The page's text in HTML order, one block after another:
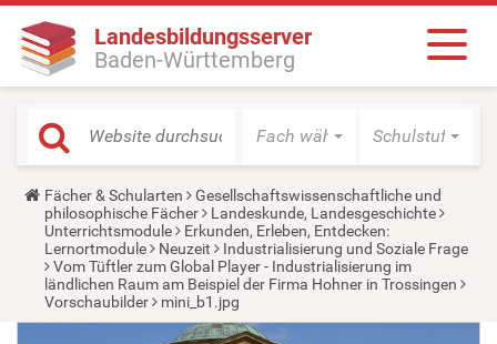
Landesbildungsserver
Baden-Württemberg
Fach wählen Schulstufe
Y
o
u
a
r
e
h
e
Fächer & Schularten
Gesellschaftswissenschaftliche und
philosophische Fächer
Landeskunde, Landesgeschichte
Unterrichtsmodule
Erkunden, Erleben, Entdecken:
Lernortmodule
Neuzeit
Industrialisierung und Soziale Frage
Vom Tüftler zum Global Player - Industrialisierung im
ländlichen Raum am Beispiel der Firma Hohner in Trossingen
Vorschaubilder
mini_b1.jpg